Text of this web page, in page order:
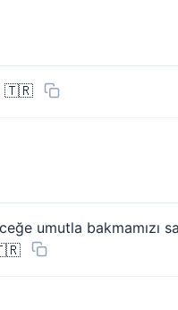
🇹🇷
umutla bakmamızı